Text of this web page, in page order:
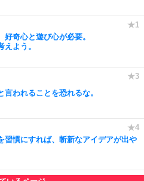
好奇心と遊び心が必要。
よう。
言われることを恐れるな。
習慣にすれば、斬新なアイデアが出や